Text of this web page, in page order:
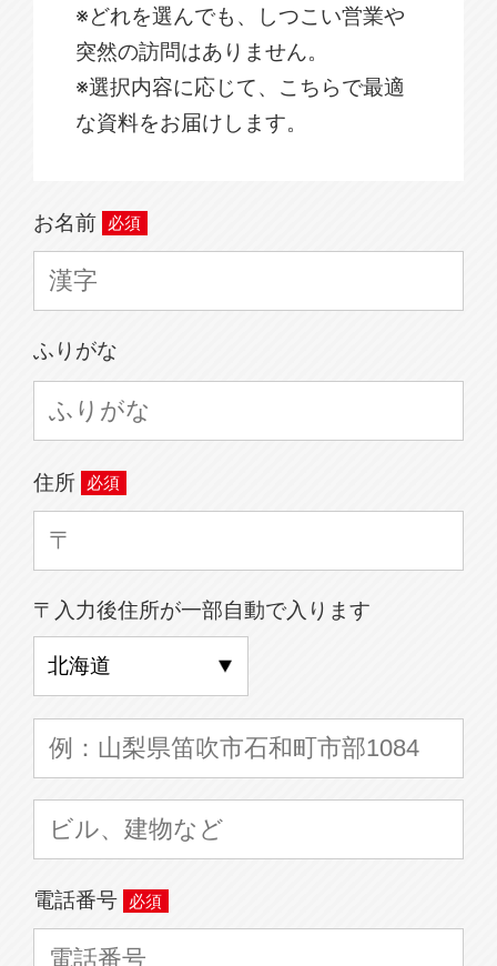
※どれを選んでも、しつこい営業や
突然の訪問はありません。
※選択内容に応じて、こちらで最適
な資料をお届けします。
お名前
ふりがな
住所
〒入力後住所が一部自動で入ります
電話番号